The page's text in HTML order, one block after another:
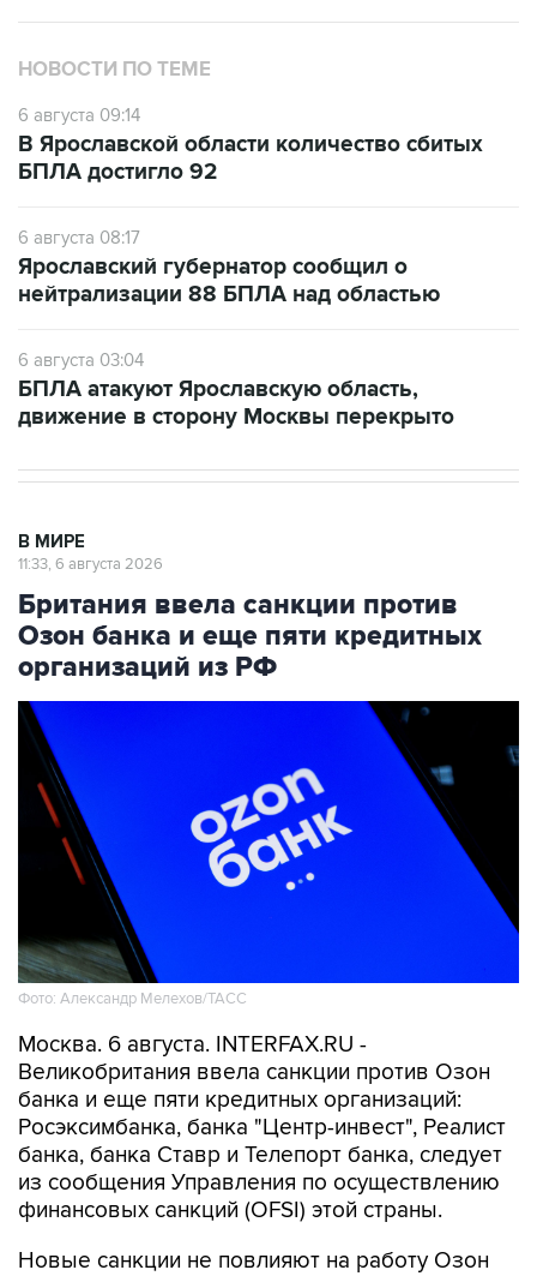
НОВОСТИ ПО ТЕМЕ
6 августа 09:14
В Ярославской области количество сбитых
БПЛА достигло 92
6 августа 08:17
Ярославский губернатор сообщил о
нейтрализации 88 БПЛА над областью
6 августа 03:04
БПЛА атакуют Ярославскую область,
движение в сторону Москвы перекрыто
В МИРЕ
11:33, 6 августа 2026
Британия ввела санкции против
Озон банка и еще пяти кредитных
организаций из РФ
Фото: Александр Мелехов/ТАСС
Москва. 6 августа. INTERFAX.RU -
Великобритания ввела санкции против Озон
банка и еще пяти кредитных организаций:
Росэксимбанка, банка "Центр-инвест", Реалист
банка, банка Ставр и Телепорт банка, следует
из сообщения Управления по осуществлению
финансовых санкций (OFSI) этой страны.
Новые санкции не повлияют на работу Озон